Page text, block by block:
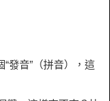
發音”（拼音），這